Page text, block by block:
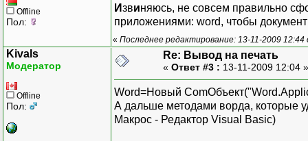
Offline
Пол:
Извиняюсь, не совсем правильно
приложениями: word, чтобы
« Последнее редактирование: 13-11-2009 12:44
Kivals
Модератор
Offline
Пол:
Re: Вывод на печать
« Ответ #3 : 13-11-2009 12:04
Word=Новый
А дальше методами ворда, которые
Макрос - Редактор Visual Basic)